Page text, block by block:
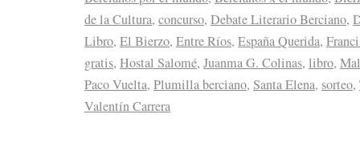
de la Cultura, concurso, Debate Literario Berciano,
Libro, El Bierzo, Entre Ríos, España Querida,
gratis, Hostal Salomé, Juanma G. Colinas, libro,
Paco Vuelta, Plumilla berciano, Santa Elena, sorteo,
Valentín Carrera